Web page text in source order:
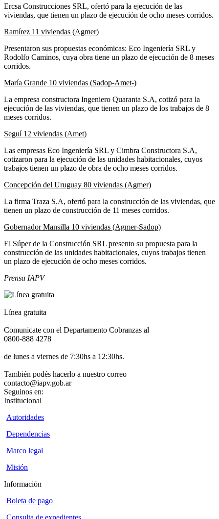
Ercsa Construcciones SRL, ofertó para la ejecución de las
viviendas, que tienen un plazo de ejecución de ocho meses corridos.
Ramírez 11 viviendas (Agmer)
Presentaron sus propuestas económicas: Eco Ingeniería SRL y
Rodolfo Caminos, cuya obra tiene un plazo de ejecución de 8 meses
corridos.
María Grande 10 viviendas (Sadop-Amet-)
La empresa constructora Ingeniero Quaranta S.A, cotizó para la
ejecución de las viviendas, que tienen un plazo de los trabajos de 8
meses corridos.
Seguí 12 viviendas (Amet)
Las empresas Eco Ingeniería SRL y Cimbra Constructora S.A,
cotizaron para la ejecución de las unidades habitacionales, cuyos
trabajos tienen un plazo de obra de ocho meses corridos.
Concepción del Uruguay 80 viviendas (Agmer)
La firma Traza S.A, ofertó para la construcción de las viviendas, que
tienen un plazo de construcción de 11 meses corridos.
Gobernador Mansilla 10 viviendas (Agmer-Sadop)
El Súper de la Construcción SRL presento su propuesta para la
construcción de las unidades habitacionales, cuyos trabajos tienen
un plazo de ejecución de ocho meses corridos.
Prensa IAPV
Línea gratuita
Comunicate con el Departamento Cobranzas al
0800-888 4278
de lunes a viernes de 7:30hs a 12:30hs.
También podés hacerlo a nuestro correo
contacto@iapv.gob.ar
Seguinos en:
Institucional
Autoridades
Dependencias
Marco legal
Misión
Información
Boleta de pago
Consulta de expedientes